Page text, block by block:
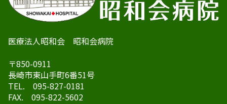
医療法人昭和会 昭和会病院
〒850-0911
長崎市東山手町6番51号
TEL. 095-827-0181
FAX. 095-822-5602